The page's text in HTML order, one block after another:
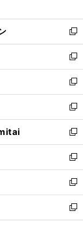
開
く
ウ
で
開
く
ン
ド
ウ
で
開
く
ウ
ィ
ン
ド
ウ
で
開
く
新
し
い
ウ
ィ
ン
ド
ウ
で
開
く
新
し
い
ウ
ィ
ン
ド
ウ
で
開
く
新
し
い
ウ
ィ
ン
ド
ウ
で
開
く
新
し
い
ウ
ィ
ン
ド
ウ
で
開
新
し
い
ウ
ィ
ン
ド
ウ
新
し
い
ウ
ィ
ン
新
し
い
ウ
新
し